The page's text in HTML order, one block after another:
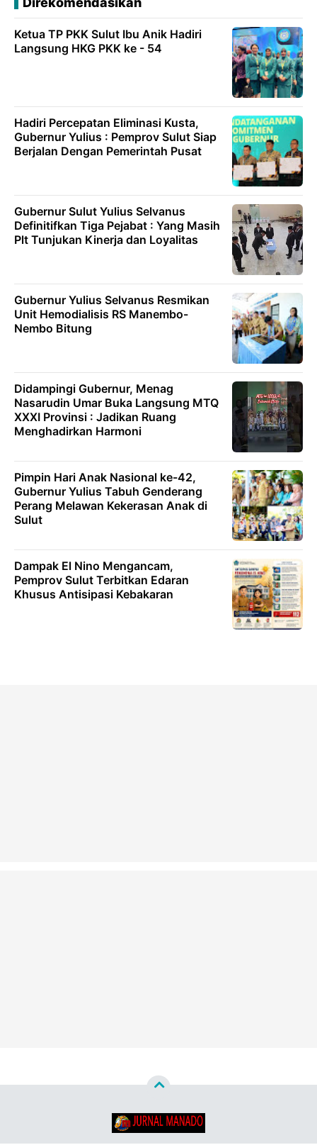
Ketua TP PKK Sulut Ibu Anik Hadiri
Langsung HKG PKK ke - 54
Hadiri Percepatan Eliminasi Kusta,
Gubernur Yulius : Pemprov Sulut Siap
Berjalan Dengan Pemerintah Pusat
Gubernur Sulut Yulius Selvanus
Definitifkan Tiga Pejabat : Yang Masih
Plt Tunjukan Kinerja dan Loyalitas
Gubernur Yulius Selvanus Resmikan
Unit Hemodialisis RS Manembo-
Nembo Bitung
Didampingi Gubernur, Menag
Nasarudin Umar Buka Langsung MTQ
XXXI Provinsi : Jadikan Ruang
Menghadirkan Harmoni
Pimpin Hari Anak Nasional ke-42,
Gubernur Yulius Tabuh Genderang
Perang Melawan Kekerasan Anak di
Sulut
Dampak El Nino Mengancam,
Pemprov Sulut Terbitkan Edaran
Khusus Antisipasi Kebakaran